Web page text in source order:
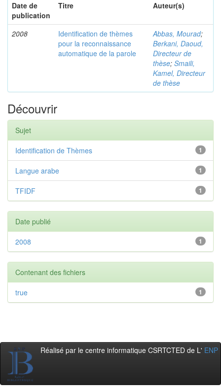
Date de
publication
Titre Auteur(s)
2008
Identification de thèmes
pour la reconnaissance
automatique de la parole
Abbas, Mourad;
Berkani, Daoud,
Directeur de
thèse; Smaili,
Kamel, Directeur
de thèse
Découvrir
Sujet
1
Identification de Thèmes
1
Langue arabe
1
TFIDF
Date publié
1
2008
Contenant des fichiers
1
true
Réalisé par le centre informatique CSRTCTED de L' ENP